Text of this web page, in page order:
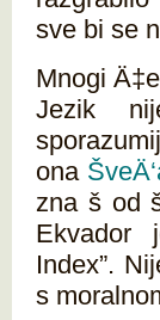
sve bi se
Mnogi
Jezik
ona
zna š od
Ekvador
Index”.
s